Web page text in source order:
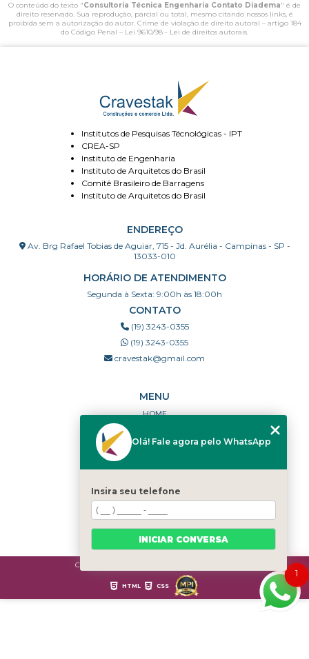
O conteúdo do texto "Consultoria Técnica Engenharia Contato Diadema" é de
direito reservado. Sua reprodução, parcial ou total, mesmo citando nossos links, é
proibida sem a autorização do autor. Crime de violação de direito autoral – artigo 184
do Código Penal – Lei 9610/98 - Lei de direitos autorais.
Institutos de Pesquisas Técnológicas - IPT
CREA-SP
Instituto de Engenharia
Instituto de Arquitetos do Brasil
Comitê Brasileiro de Barragens
Instituto de Arquitetos do Brasil
ENDEREÇO
Av. Brg Rafael Tobias de Aguiar, 715 - Jd. Aurélia - Campinas - SP -
13033-010
HORÁRIO DE ATENDIMENTO
Segunda à Sexta: 9:00h às 18:00h
CONTATO
(19) 3243-0355
(19) 3243-0355
cravestak@gmail.com
MENU
HOME
PORTFÓLIO
DÚVIDAS FREQUENTES
CATEGORIAS
MAPA DO SITE
Copyright © Cravestak. (Lei 9610 de 19/02/1998)
HTML CSS
1
Olá! Fale agora pelo WhatsApp
Insira seu telefone
INICIAR CONVERSA